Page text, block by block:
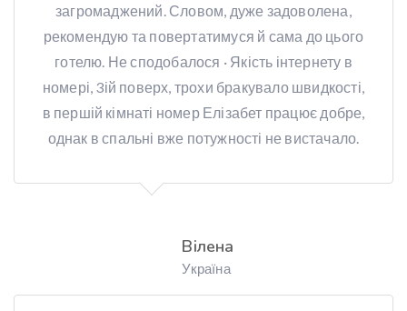
загромаджений. Словом, дуже задоволена,
рекомендую та повертатимуся й сама до цього
готелю. Не сподобалося · Якість інтернету в
номері, 3ій поверх, трохи бракувало швидкості,
в першій кімнаті номер Елізабет працює добре,
однак в спальні вже потужності не вистачало.
Вілена
Україна